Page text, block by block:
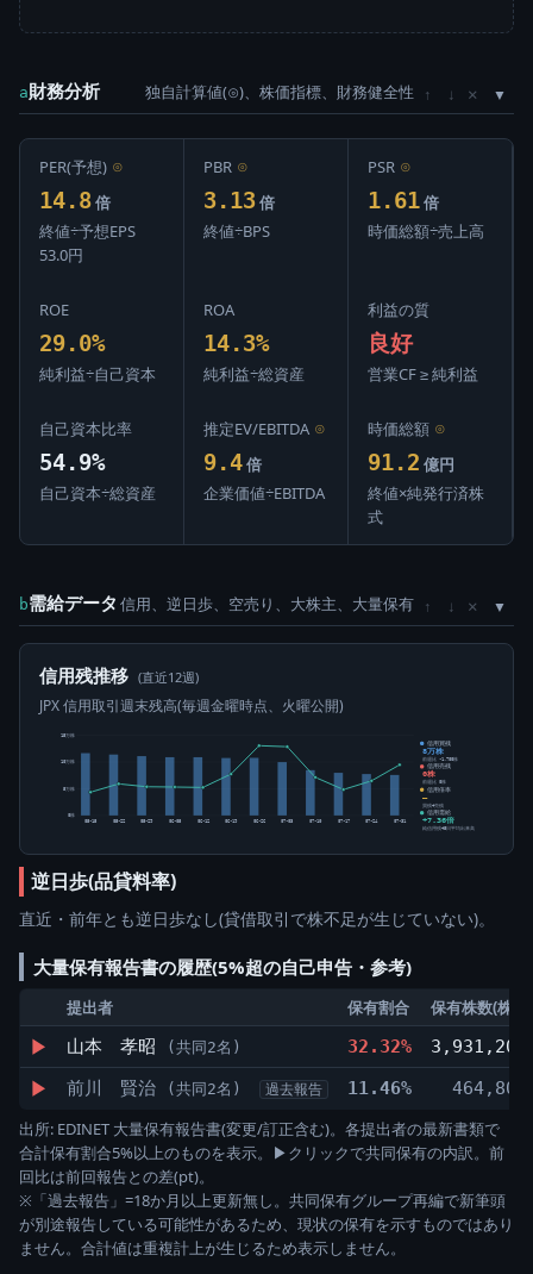
a財務分析 独自計算値(⊙)、株価指標、財務健全性 ↑ ↓ ×
PER(予想) ⊙
14.8 倍
終値÷予想EPS
53.0円
PBR ⊙
3.13 倍
終値÷BPS
PSR ⊙
1.61 倍
時価総額÷売上高
ROE
29.0%
純利益÷自己資本
ROA
14.3%
純利益÷総資産
利益の質
良好
営業CF ≥ 純利益
自己資本比率
54.9%
自己資本÷総資産
推定EV/EBITDA ⊙
9.4 倍
企業価値÷EBITDA
時価総額 ⊙
91.2 億円
終値×純発行済株
式
b需給データ 信用、逆日歩、空売り、大株主、大量保有 ↑ ↓ ×
信用残推移 (直近12週)
JPX 信用取引週末残高(毎週金曜時点、火曜公開)
0株
5万株
10万株
15万株
05-15 05-22 05-29 06-05 06-12 06-19 06-26 07-03 07-10 07-17 07-24 07-31
信用買残
8万株
前週比 -1,700株
信用売残
0株
前週比 0株
信用倍率
―
買残÷売残
信用需給
+7.36倍
純信用残÷5日平均出来高
逆日歩(品貸料率)
直近・前年とも逆日歩なし(貸借取引で株不足が生じていない)。
大量保有報告書の履歴(5%超の自己申告・参考)
提出者 保有割合 保有株数(株)
▶ 山本 孝昭 (共同2名) 32.32% 3,931,200
▶ 前川 賢治 (共同2名) 過去報告 11.46%
464,800
出所: EDINET 大量保有報告書(変更/訂正含む)。各提出者の最新書類で
合計保有割合5%以上のものを表示。▶クリックで共同保有の内訳。前
回比は前回報告との差(pt)。
※「過去報告」=18か月以上更新無し。共同保有グループ再編で新筆頭
が別途報告している可能性があるため、現状の保有を示すものではあり
ません。合計値は重複計上が生じるため表示しません。